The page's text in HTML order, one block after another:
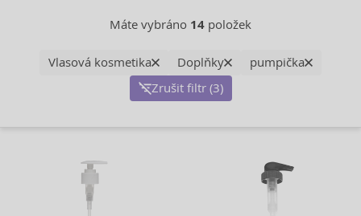
Máte vybráno 14 položek
Vlasová kosmetika Doplňky
pumpička
Zrušit filtr (3)